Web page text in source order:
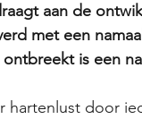
aan de
met een
is een
hartenlust door